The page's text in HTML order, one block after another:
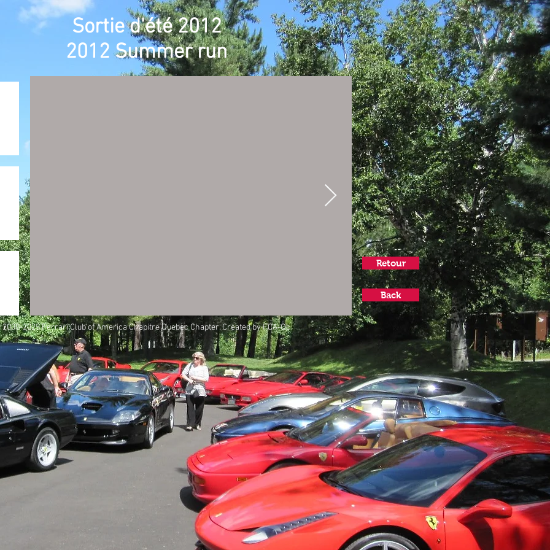
Sortie d'été 2012
2012 Summer run
Retour
Back
2025Ferrari Club of America Chapitre Quebec Chapter. Created byFCA-Qc